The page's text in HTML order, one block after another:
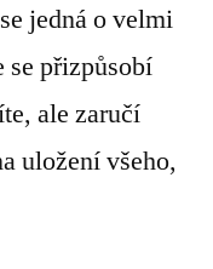
jedná o velmi
přizpůsobí
ale zaručí
uložení všeho,